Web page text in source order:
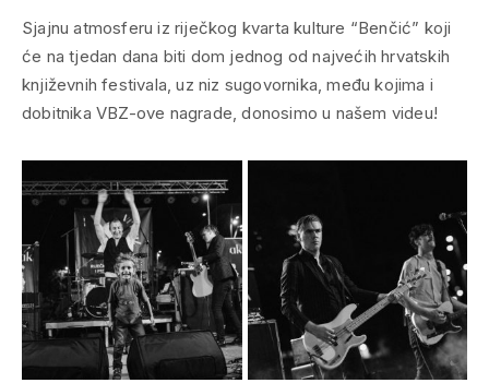
Sjajnu atmosferu iz riječkog kvarta kulture “Benčić” koji
će na tjedan dana biti dom jednog od najvećih hrvatskih
književnih festivala, uz niz sugovornika, među kojima i
dobitnika VBZ-ove nagrade, donosimo u našem videu!